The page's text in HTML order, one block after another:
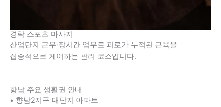
경락 스포츠 마사지
산업단지 근무·장시간 업무로 피로가 누적된 근육을
집중적으로 케어하는 관리 코스입니다.
향남 주요 생활권 안내
• 향남2지구 대단지 아파트